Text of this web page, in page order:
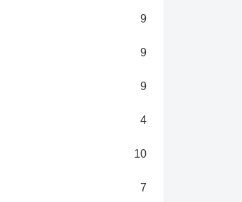
9
9
9
4
10
7